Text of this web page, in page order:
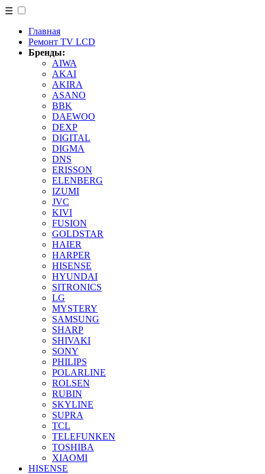
☰
Главная
Ремонт TV LCD
Бренды:
AIWA
AKAI
AKIRA
ASANO
BBK
DAEWOO
DEXP
DIGITAL
DIGMA
DNS
ERISSON
ELENBERG
IZUMI
JVC
KIVI
FUSION
GOLDSTAR
HAIER
HARPER
HISENSE
HYUNDAI
SITRONICS
LG
MYSTERY
SAMSUNG
SHARP
SHIVAKI
SONY
PHILIPS
POLARLINE
ROLSEN
RUBIN
SKYLINE
SUPRA
TCL
TELEFUNKEN
TOSHIBA
XIAOMI
HISENSE